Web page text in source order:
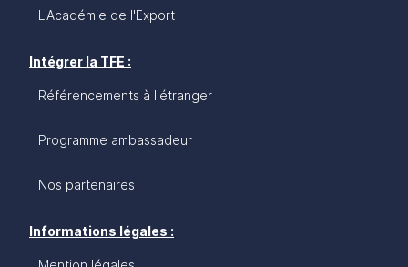
L'Académie de l'Export
Intégrer la TFE :
Référencements à l'étranger
Programme ambassadeur
Nos partenaires
Informations légales :